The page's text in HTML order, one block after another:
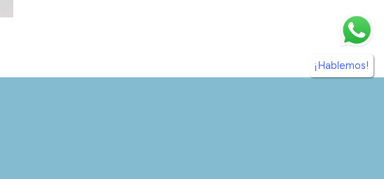
¡Hablemos!